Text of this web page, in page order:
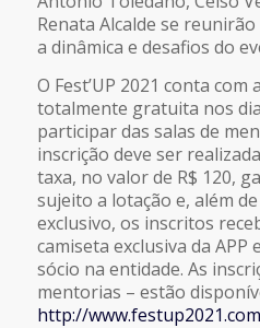
Renata Alcalde se
a dinâmica e desafios do
O Fest’UP 2021 conta
totalmente gratuita nos
participar das salas de
inscrição deve ser
taxa, no valor de R$ 120,
sujeito a lotação e, além
exclusivo, os inscritos
camiseta exclusiva da
sócio na entidade. As
mentorias – estão
http://